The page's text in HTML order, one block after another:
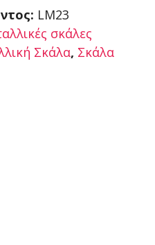
LM23
σκάλες
Σκάλα, Σκάλα